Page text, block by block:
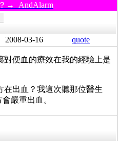
→ AndAlarm
2008-03-16 quote
便血的療效在我的經驗上是
在出血？我這次聽那位醫生
嚴重出血。